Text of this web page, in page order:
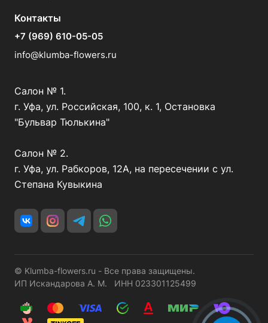
Контакты
+7 (969) 610-05-05
info@klumba-flowers.ru
Салон № 1.
г. Уфа, ул. Российская, 100, к. 1, Остановка
"Бульвар Тюлькина"
Салон № 2.
г. Уфа, ул. Рабкоров, 12А, на пересечении с ул.
Степана Кувыкина
© Klumba-flowers.ru - Все права защищены.
ИП Искандарова А. М. ИНН 023301125499